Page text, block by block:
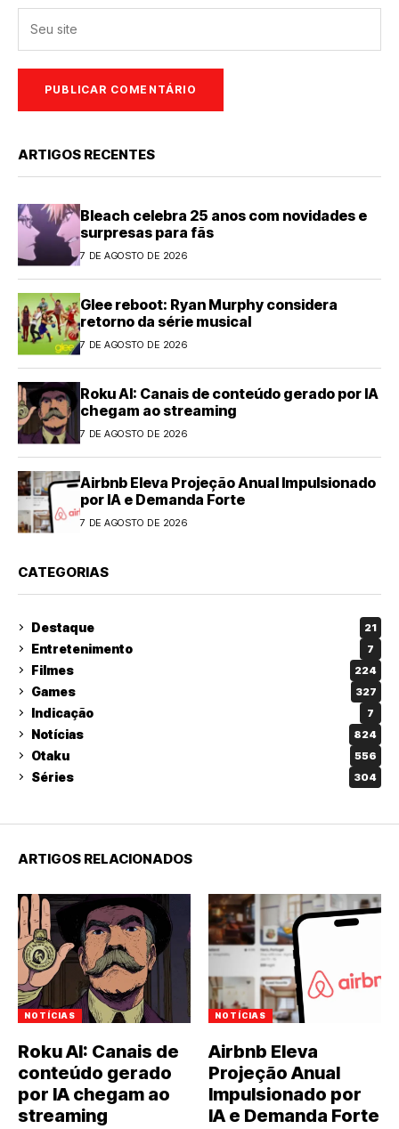
ARTIGOS RECENTES
Bleach celebra 25 anos com novidades e
surpresas para fãs
7 DE AGOSTO DE 2026
Glee reboot: Ryan Murphy considera
retorno da série musical
7 DE AGOSTO DE 2026
Roku AI: Canais de conteúdo gerado por IA
chegam ao streaming
7 DE AGOSTO DE 2026
Airbnb Eleva Projeção Anual Impulsionado
por IA e Demanda Forte
7 DE AGOSTO DE 2026
CATEGORIAS
Destaque 21
Entretenimento 7
Filmes 224
Games 327
Indicação 7
Notícias 824
Otaku 556
Séries 304
ARTIGOS RELACIONADOS
NOTÍCIAS
Roku AI: Canais de
conteúdo gerado
por IA chegam ao
streaming
NOTÍCIAS
Airbnb Eleva
Projeção Anual
Impulsionado por
IA e Demanda Forte